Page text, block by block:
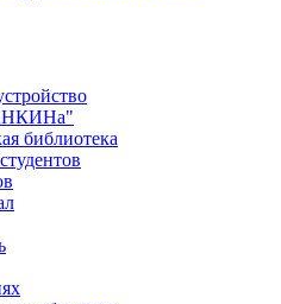
библиотека